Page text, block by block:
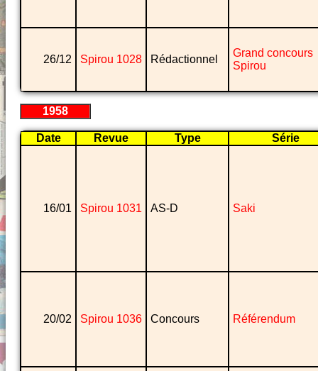
26/12 Spirou 1028 Rédactionnel
Grand concours
Spirou
1958
Date Revue Type Série
16/01 Spirou 1031 AS-D Saki
20/02 Spirou 1036 Concours Référendum